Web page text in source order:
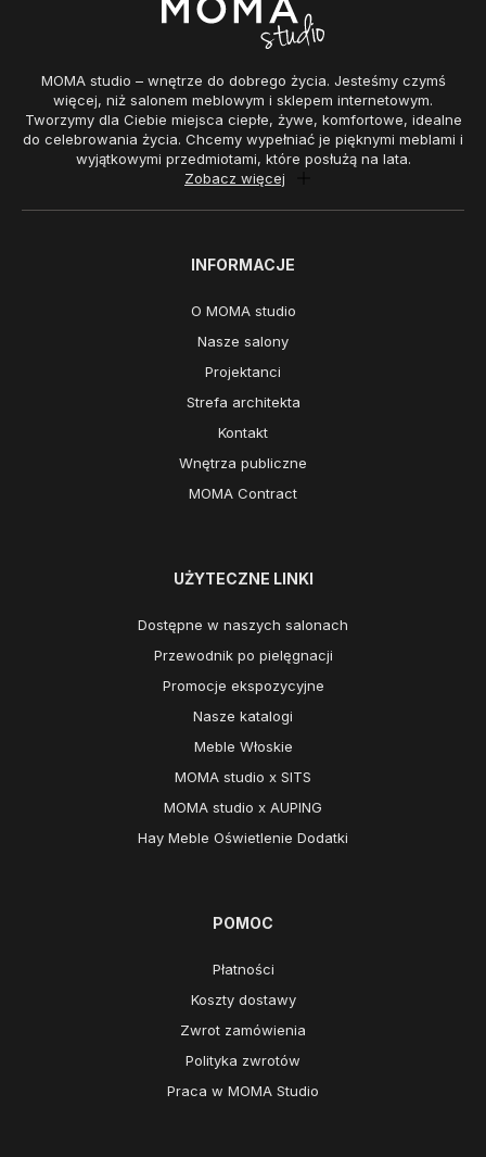
MOMA studio – wnętrze do dobrego życia. Jesteśmy czymś
więcej, niż salonem meblowym i sklepem internetowym.
Tworzymy dla Ciebie miejsca ciepłe, żywe, komfortowe, idealne
do celebrowania życia. Chcemy wypełniać je pięknymi meblami i
wyjątkowymi przedmiotami, które posłużą na lata.
Zobacz więcej
INFORMACJE
O MOMA studio
Nasze salony
Projektanci
Strefa architekta
Kontakt
Wnętrza publiczne
MOMA Contract
UŻYTECZNE LINKI
Dostępne w naszych salonach
Przewodnik po pielęgnacji
Promocje ekspozycyjne
Nasze katalogi
Meble Włoskie
MOMA studio x SITS
MOMA studio x AUPING
Hay Meble Oświetlenie Dodatki
POMOC
Płatności
Koszty dostawy
Zwrot zamówienia
Polityka zwrotów
Praca w MOMA Studio